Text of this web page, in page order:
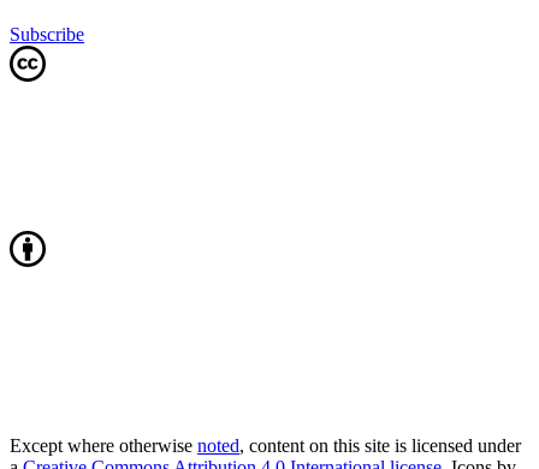
Subscribe
Except where otherwise noted, content on this site is licensed under